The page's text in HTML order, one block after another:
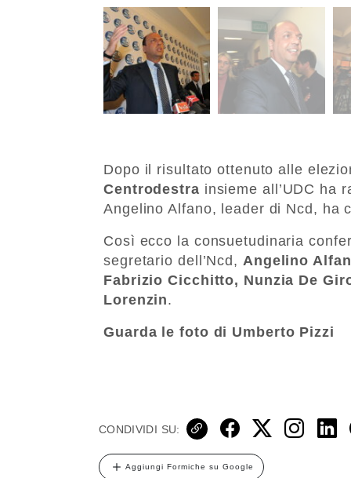
Dopo il risultato ottenuto alle
Centrodestra insieme all’UDC ha
Angelino Alfano, leader di Ncd, ha
Così ecco la consuetudinaria
segretario dell’Ncd, Angelino
Fabrizio Cicchitto, Nunzia De
Lorenzin.
Guarda le foto di Umberto Pizzi
CONDIVIDI SU:
Aggiungi Formiche su Google